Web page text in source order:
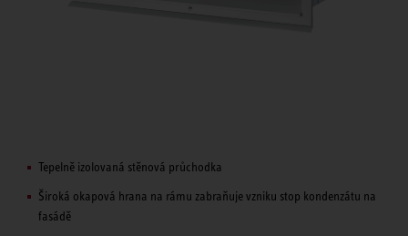
Tepelně izolovaná stěnová průchodka
Široká okapová hrana na rámu zabraňuje vzniku stop kondenzátu na
fasádě